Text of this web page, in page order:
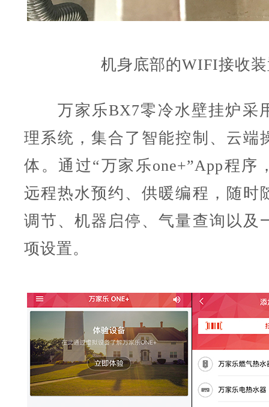
机身底部的WIFI接收
万家乐BX7零冷水壁挂炉采
理系统，集合了智能控制、云端
体。通过“万家乐one+”App程序
远程热水预约、供暖编程，随时
调节、机器启停、气量查询以及
项设置。